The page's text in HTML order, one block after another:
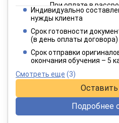
При оплате в
4 949
При оплате в
Индивидуально
нужды клиента
Срок готовности
(в день оплаты договора)
Срок отправки
окончания обучения – 5
Смотреть еще (3)
Оставить
Подробнее